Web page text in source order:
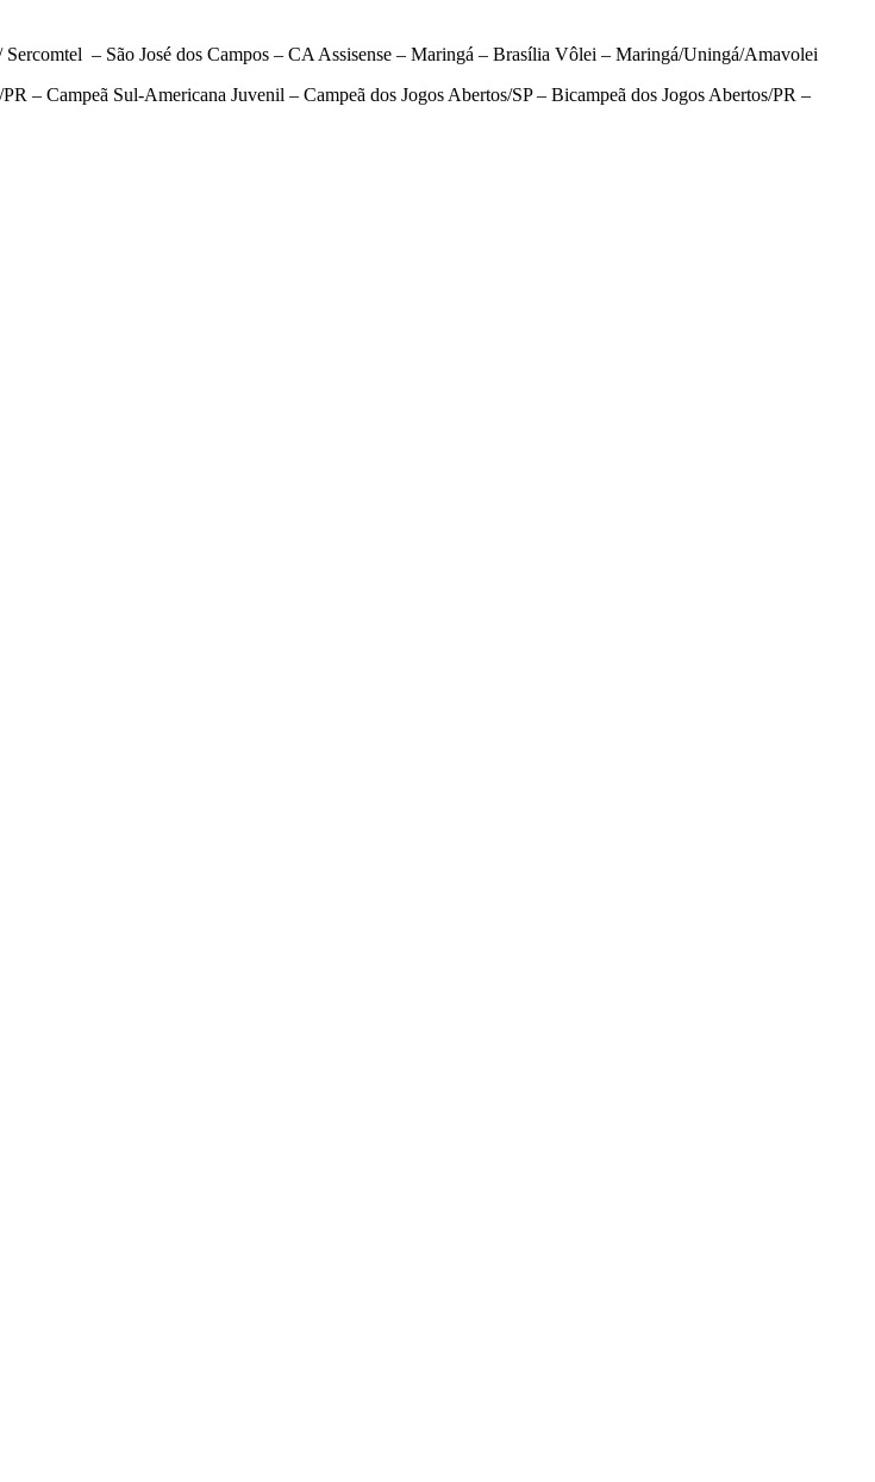
– São José dos Campos – CA Assisense – Maringá – Brasília Vôlei – Maringá/Uningá/Amavolei
– Campeã Sul-Americana Juvenil – Campeã dos Jogos Abertos/SP – Bicampeã dos Jogos Abertos/PR –